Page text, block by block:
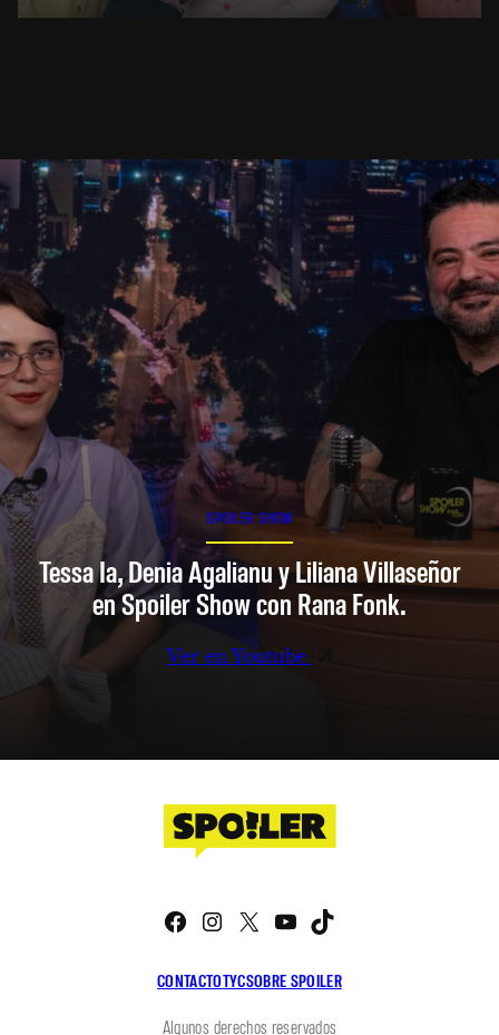
SPOILER SHOW
Tessa Ia, Denia Agalianu y Liliana Villaseñor
en Spoiler Show con Rana Fonk.
Ver en Youtube
CONTACTOTYCSOBRE SPOILER
Facebook
Instagram
X YouTube
Algunos derechos reservados